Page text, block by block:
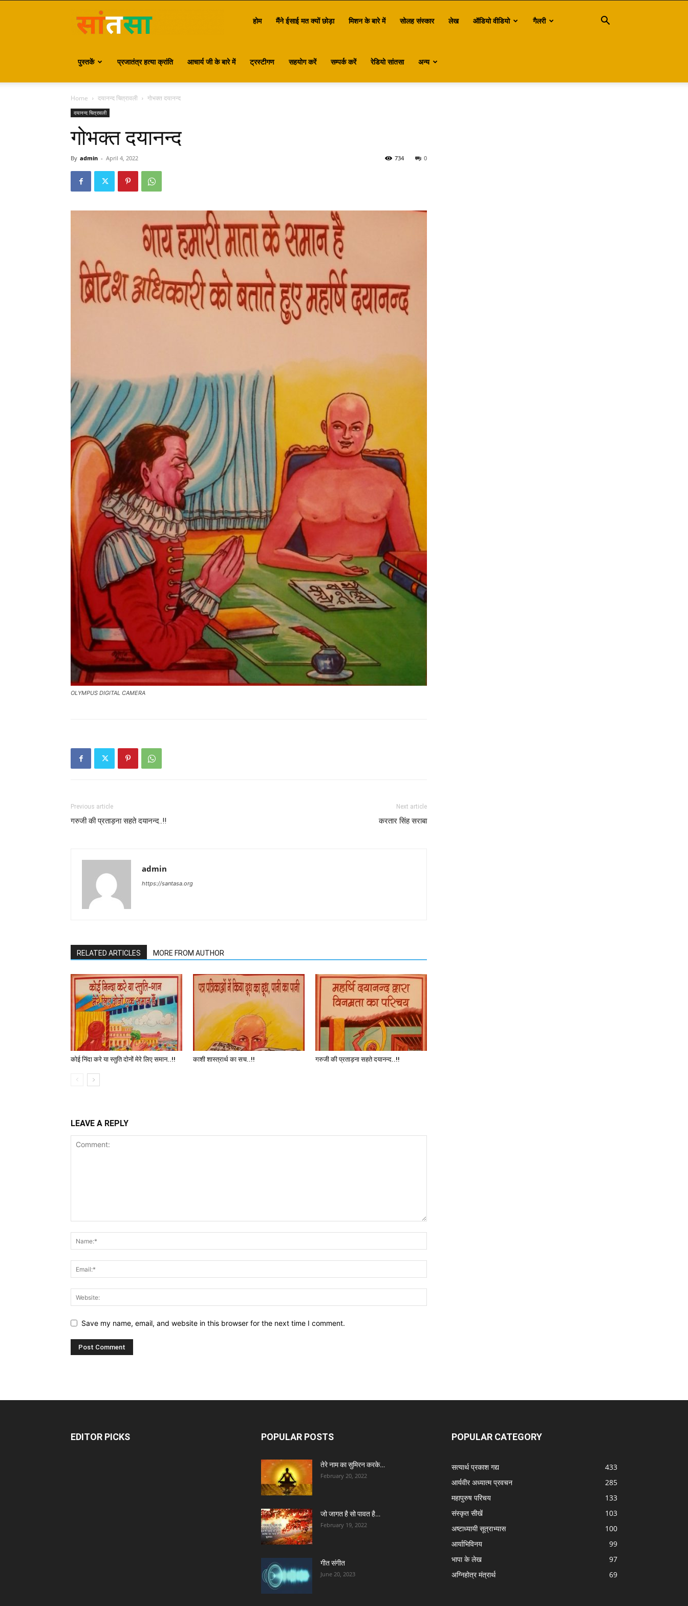
होम मैंने ईसाई मत क्यों छोड़ा मिशन के बारे में सोलह संस्कार लेख ऑडियो वीडियो गैलरी
पुस्तकें प्रजातंत्र हत्या क्रांति आचार्य जी के बारे में ट्रस्टीगण सहयोग करें सम्पर्क करें रेडियो सांतसा अन्य
Home दयानन्द चित्रावली गोभक्त दयानन्द
दयानन्द चित्रावली
गोभक्त दयानन्द
By admin - April 4, 2022 0
734
OLYMPUS DIGITAL CAMERA
Previous article
गरुजी की प्रताड़ना सहते दयानन्द..!!
Next article
करतार सिंह सराबा
admin
https://santasa.org
RELATED ARTICLES MORE FROM AUTHOR
कोई निंदा करे या स्तुति दोनों मेरे लिए समान..!! काशी शास्त्रार्थ का सच..!! गरुजी की प्रताड़ना सहते दयानन्द..!!
LEAVE A REPLY
Save my name, email, and website in this browser for the next time I comment.
EDITOR PICKS POPULAR POSTS
तेरे नाम का सुमिरन करके…
February 20, 2022
जो जागत है सो पावत है…
February 19, 2022
गीत संगीत
June 20, 2023
POPULAR CATEGORY
सत्यार्थ प्रकाश गद्य
433
आर्यवीर अध्यात्म प्रवचन
285
महापुरुष परिचय
133
संस्कृत सीखें
103
अष्टाध्यायी सूत्राभ्यास
100
आर्याभिविनय
99
भापा के लेख
97
अग्निहोत्र मंत्रार्थ
69